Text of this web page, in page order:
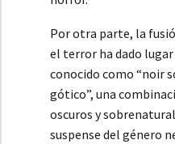
Por otra parte, la
el terror ha dado
conocido como “noir
gótico”, una
oscuros y
suspense del género